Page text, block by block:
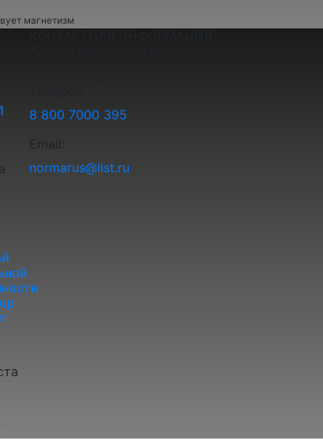
магнетизм
8 800 7000 395
normarus@list.ru